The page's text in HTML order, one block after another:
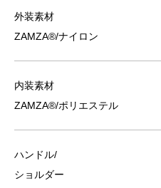
外装素材
ZAMZA®/ナイロン
内装素材
ZAMZA®/ポリエステル
ハンドル/
ショルダー